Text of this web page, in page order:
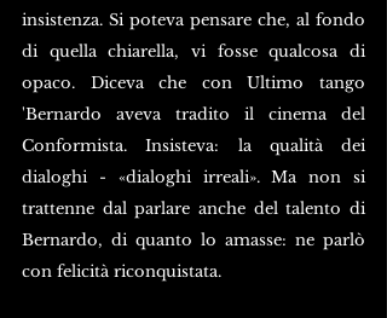
insistenza. Si poteva pensare che, al fondo
di quella chiarella, vi fosse qualcosa di
opaco. Diceva che con Ultimo tango
'Bernardo aveva tradito il cinema del
Conformista. Insisteva: la qualità dei
dialoghi - «dialoghi irreali». Ma non si
trattenne dal parlare anche del talento di
Bernardo, di quanto lo amasse: ne parlò
con felicità riconquistata.